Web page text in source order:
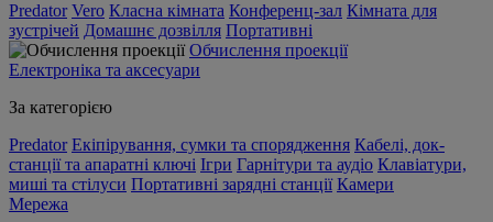
Predator Vero Класна кімната Конференц-зал Кімната для
зустрічей Домашнє дозвілля Портативні
Обчислення проекції
Електроніка та аксесуари
За категорією
Predator Екіпірування, сумки та спорядження Кабелі, док-
станції та апаратні ключі Ігри Гарнітури та аудіо Клавіатури,
миші та стілуси Портативні зарядні станції Камери
Мережа